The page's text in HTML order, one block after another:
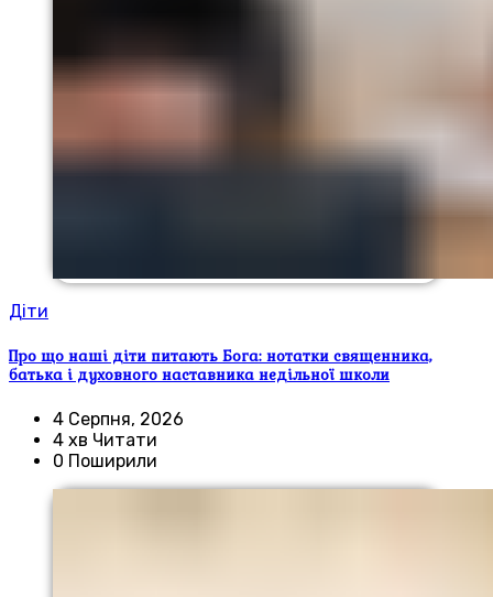
Діти
Про що наші діти питають Бога: нотатки священника,
батька і духовного наставника недільної школи
4 Серпня, 2026
4 хв Читати
0 Поширили